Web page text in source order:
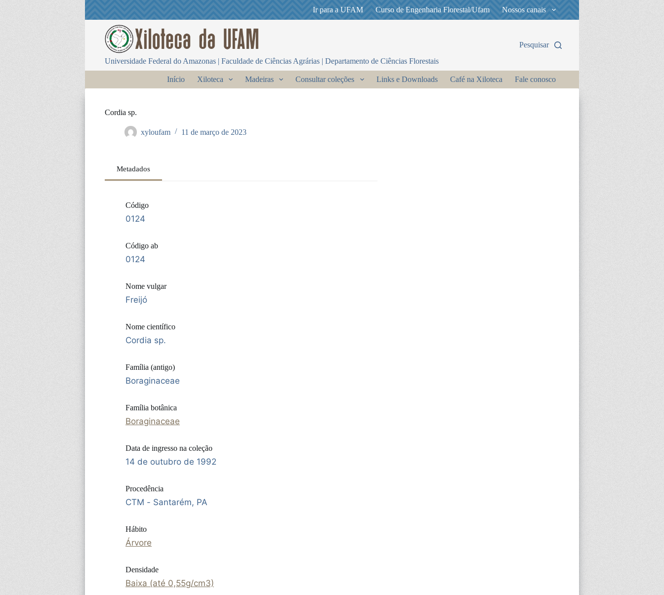
Ir para a UFAM Curso de Engenharia Florestal/Ufam Nossos canais
Universidade Federal do Amazonas | Faculdade de Ciências Agrárias | Departamento de Ciências Florestais
Pesquisar
Início Xiloteca Madeiras Consultar coleções Links e Downloads Café na Xiloteca Fale conosco
Cordia sp.
xyloufam 11 de março de 2023
Metadados
Código
0124
Código ab
0124
Nome vulgar
Freijó
Nome científico
Cordia sp.
Família (antigo)
Boraginaceae
Família botânica
Boraginaceae
Data de ingresso na coleção
14 de outubro de 1992
Procedência
CTM - Santarém, PA
Hábito
Árvore
Densidade
Baixa (até 0,55g/cm3)